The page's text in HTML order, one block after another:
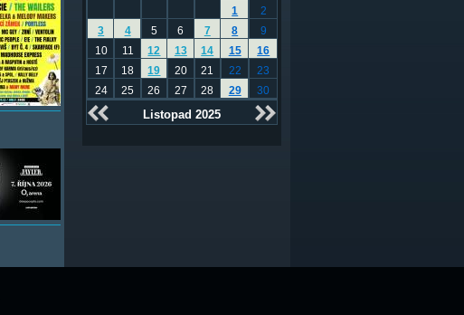
1
2
3
4 5 6 7 8
9
10
11 12 13 14 15
16
17
18 19 20 21 22
23
24
25 26 27 28 29 30
Listopad 2025